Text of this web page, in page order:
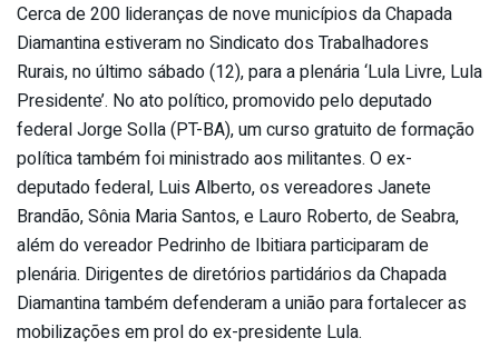
Cerca de 200 lideranças de nove municípios da Chapada
Diamantina estiveram no Sindicato dos Trabalhadores
Rurais, no último sábado (12), para a plenária ‘Lula Livre, Lula
Presidente’. No ato político, promovido pelo deputado
federal Jorge Solla (PT-BA), um curso gratuito de formação
política também foi ministrado aos militantes. O ex-
deputado federal, Luis Alberto, os vereadores Janete
Brandão, Sônia Maria Santos, e Lauro Roberto, de Seabra,
além do vereador Pedrinho de Ibitiara participaram de
plenária. Dirigentes de diretórios partidários da Chapada
Diamantina também defenderam a união para fortalecer as
mobilizações em prol do ex-presidente Lula.